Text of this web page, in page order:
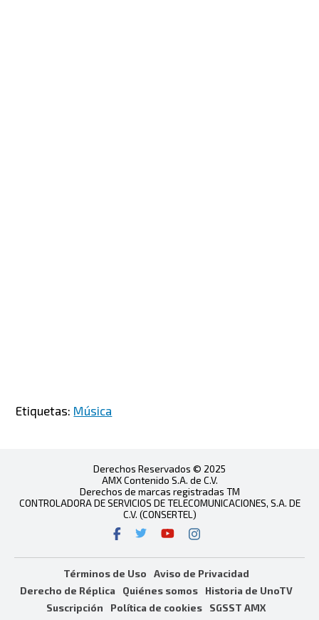
Etiquetas: Música
Derechos Reservados © 2025
AMX Contenido S.A. de C.V.
Derechos de marcas registradas TM
CONTROLADORA DE SERVICIOS DE TELECOMUNICACIONES, S.A. DE
C.V. (CONSERTEL)
Términos de Uso
Aviso de Privacidad
Derecho de Réplica
Quiénes somos
Historia de UnoTV
Suscripción
Política de cookies SGSST AMX